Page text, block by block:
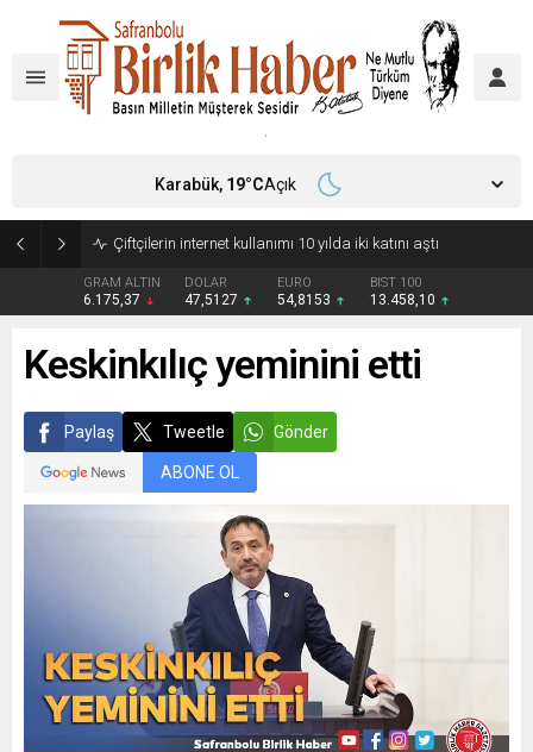
Çiftçilerin internet kullanımı 10 yılda iki katını aştı
GRAM ALTIN
6.175,37
DOLAR
47,5127
EURO
54,8153
BIST 100
13.458,10
Karabük, 19°CAçık
Keskinkılıç yeminini etti
Paylaş Tweetle Gönder
ABONE OL